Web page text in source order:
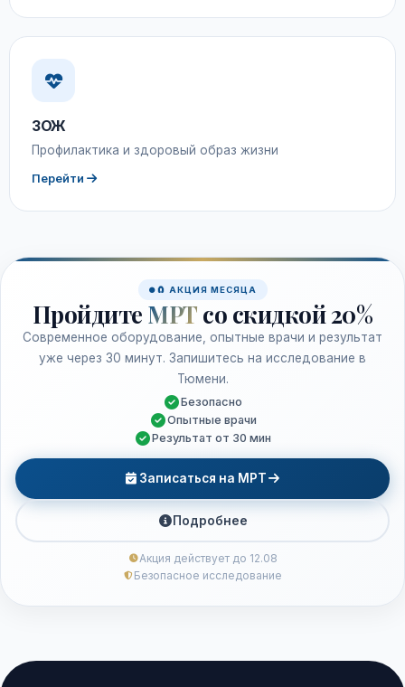
ЗОЖ
Профилактика и здоровый образ жизни
Перейти
🧲 АКЦИЯ МЕСЯЦА
Пройдите МРТ со скидкой 20%
Современное оборудование, опытные врачи и результат
уже через 30 минут. Запишитесь на исследование в
Тюмени.
Безопасно
Опытные врачи
Результат от 30 мин
Записаться на МРТ
Подробнее
Акция действует до 12.08
Безопасное исследование